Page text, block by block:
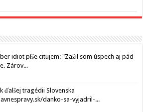
idiot píše citujem: "Zažil som úspech aj pád
Zárov...
ďalšej tragédii Slovenska
danko-sa-vyjadril-...